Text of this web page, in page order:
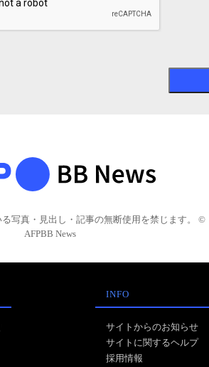
る写真・見出し・記事の無断使用を禁じます。 ©
AFPBB News
INFO
サイトからのお知らせ
サイトに関するヘルプ
採用情報